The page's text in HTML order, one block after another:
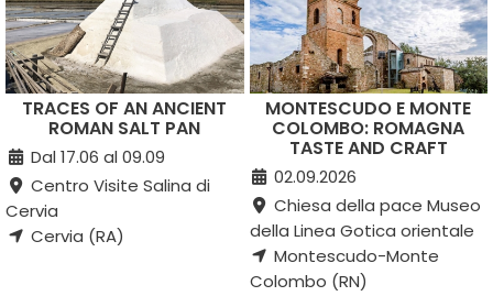
TRACES OF AN ANCIENT
ROMAN SALT PAN
Dal 17.06 al 09.09
Centro Visite Salina di
Cervia
Cervia (RA)
MONTESCUDO E MONTE
COLOMBO: ROMAGNA
TASTE AND CRAFT
02.09.2026
Chiesa della pace Museo
della Linea Gotica orientale
Montescudo-Monte
Colombo (RN)